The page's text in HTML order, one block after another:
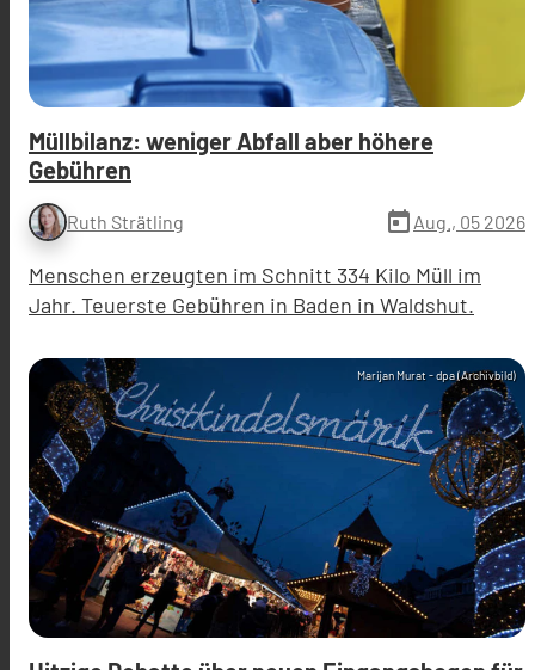
Müllbilanz: weniger Abfall aber höhere
Gebühren
Ruth Strätling today Aug., 05 2026
Menschen erzeugten im Schnitt 334 Kilo Müll im
Jahr. Teuerste Gebühren in Baden in Waldshut.
Marijan Murat - dpa (Archivbild)